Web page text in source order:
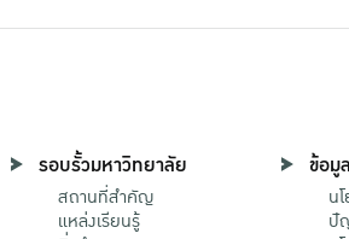
รอบรั้วมหาวิทยาลัย
สถานที่สำคัญ
แหล่งเรียนรู้
ข้อมู
น
ปั